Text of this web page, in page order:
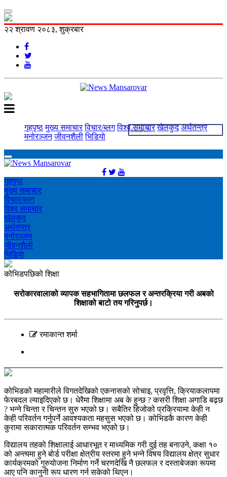
२२ श्रावण २०८३, शुक्रबार
गृहपृष्ठ मुख्य समाचार विचार/ब्लग विश्व समाचार खेलकुद अर्थतन्त्र
मनोरञ्‍जन जीवनशैली भिडियाे
गृहपृष्ठ
मुख्य समाचार
विचार/ब्लग
विश्व समाचार
खेलकुद
अर्थतन्त्र
मनोरञ्‍जन
जीवनशैली
भिडियाे
कोभिडपछिको शिक्षा
सरोकारवालाको व्यापक सहभागितामा छलफल र अन्तरक्रिया गरी अबको
शिक्षाको बाटो तय गरिनुपर्छ।
रमाकान्त शर्मा
कोभिडको महामारीले विगतदेखिको एकनासको सोचाइ, प्रवृत्ति, क्रियाकलापमा
फेरबदल ल्याइदिएको छ। धेरैमा शिक्षामा अब के हुन्छ ? कसरी शिक्षा अगाडि बढ्छ
? भन्ने चिन्ता र चिन्तन सुरु भएको छ। सबैतिर हिजोको प्रक्रियामा केही न
केही परिवर्तन गर्नुपर्ने आवश्यकता महसुस भएको छ। कोभिडकै कारण केही
कुरामा सकारात्मक परिवर्तन सम्भव भएको छ।
विद्यालय तहको शिक्षालाई आधारभूत र माध्यमिक गरी दुई तह बनाउने, कक्षा १०
को अन्त्यमा हुने बोर्ड परीक्षा क्षेत्रीय स्तरमा हुने भन्ने विषय विद्यालय क्षेत्र सुधार
कार्यक्रमको गुरुयोजना निर्माण गर्ने चरणदेखि नै छलफल र दस्ताबेजका रूपमा
आए पनि कानुनी रूप धारण गर्न सकेको थिएन।